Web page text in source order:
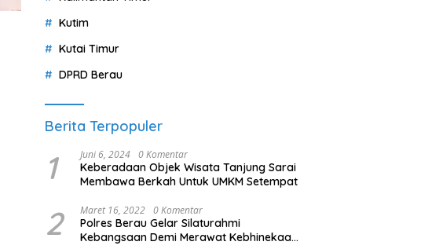
Kutim
Kutai Timur
DPRD Berau
Berita Terpopuler
1 Juni 6, 2024 0 Komentar
Keberadaan Objek Wisata Tanjung Sarai
Membawa Berkah Untuk UMKM Setempat
2 Maret 16, 2022 0 Komentar
Polres Berau Gelar Silaturahmi
Kebangsaan Demi Merawat Kebhinekaan